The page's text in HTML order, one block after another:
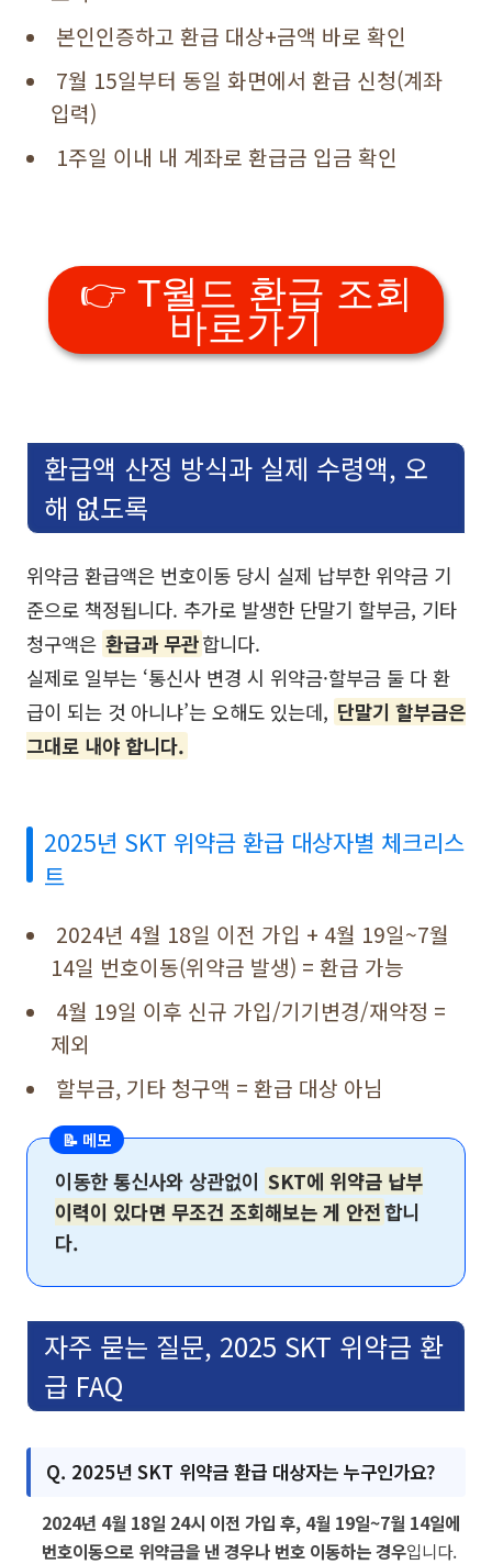
본인인증하고 환급 대상+금액 바로 확인
7월 15일부터 동일 화면에서 환급 신청(계좌
입력)
1주일 이내 내 계좌로 환급금 입금 확인
👉 T월드 환급 조회
바로가기
환급액 산정 방식과 실제 수령액, 오
해 없도록
위약금 환급액은 번호이동 당시 실제 납부한 위약금 기
준으로 책정됩니다. 추가로 발생한 단말기 할부금, 기타
청구액은 환급과 무관합니다.
실제로 일부는 ‘통신사 변경 시 위약금·할부금 둘 다 환
급이 되는 것 아니냐’는 오해도 있는데, 단말기 할부금은
그대로 내야 합니다.
2025년 SKT 위약금 환급 대상자별 체크리스
트
2024년 4월 18일 이전 가입 + 4월 19일~7월
14일 번호이동(위약금 발생) = 환급 가능
4월 19일 이후 신규 가입/기기변경/재약정 =
제외
할부금, 기타 청구액 = 환급 대상 아님
📝 메모
이동한 통신사와 상관없이 SKT에 위약금 납부
이력이 있다면 무조건 조회해보는 게 안전합니
다.
자주 묻는 질문, 2025 SKT 위약금 환
급 FAQ
Q. 2025년 SKT 위약금 환급 대상자는 누구인가요?
2024년 4월 18일 24시 이전 가입 후, 4월 19일~7월 14일에
번호이동으로 위약금을 낸 경우나 번호 이동하는 경우입니다.